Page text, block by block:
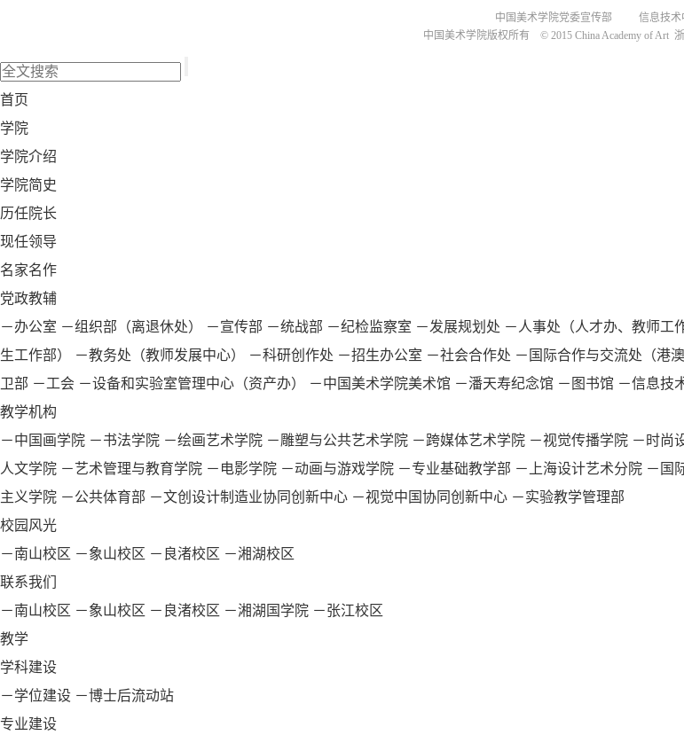
首页
学院
学院介绍
学院简史
历任院长
现任领导
名家名作
党政教辅
－办公室 －组织部（离退休处） －宣传部 －统战部 －纪检监察室 －发展规划处 －人事处（人才办、教师工
生工作部）
－教务处（教师发展中心） －科研创作处 －招生办公室 －社会合作处 －国际合作与交流处（港
卫部 －工会 －设备和实验室管理中心（资产办） －中国美术学院美术馆 －潘天寿纪念馆 －图书馆 －信息技
教学机构
－中国画学院 －书法学院 －绘画艺术学院 －雕塑与公共艺术学院 －跨媒体艺术学院 －视觉传播学院 －时尚
人文学院 －艺术管理与教育学院 －电影学院 －动画与游戏学院 －专业基础教学部 －上海设计艺术分院 －国
主义学院 －公共体育部 －文创设计制造业协同创新中心 －视觉中国协同创新中心 －实验教学管理部
校园风光
－南山校区 －象山校区 －良渚校区 －湘湖校区
联系我们
－南山校区 －象山校区 －良渚校区 －湘湖国学院 －张江校区
教学
学科建设
－学位建设 －博士后流动站
专业建设
中国美术学院党委宣传部 信息技术
中国美术学院版权所有 © 2015 China Academy of Art 浙